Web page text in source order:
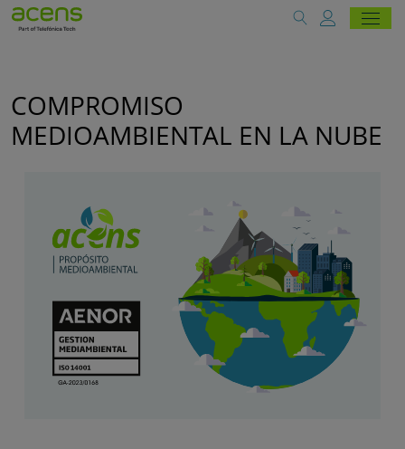
COMPROMISO
MEDIOAMBIENTAL EN LA NUBE